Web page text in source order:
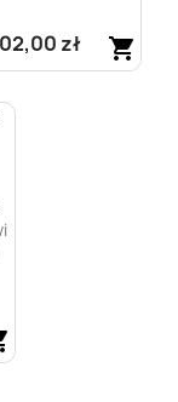
shopping_cart
zł